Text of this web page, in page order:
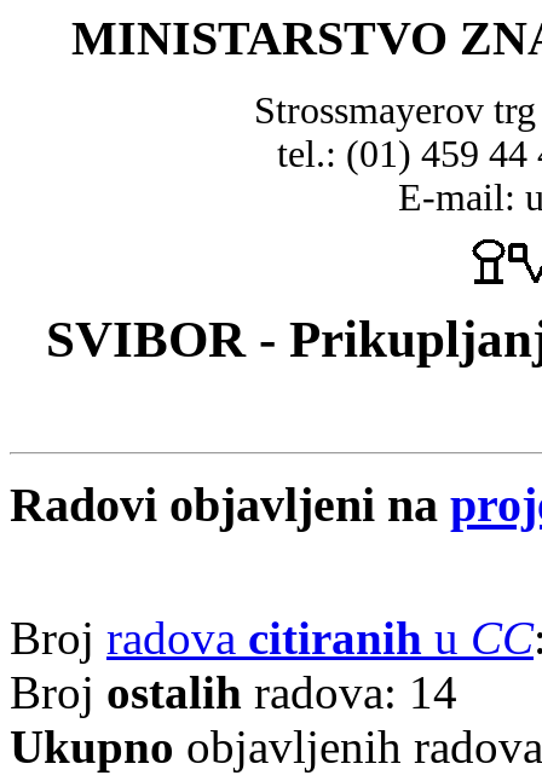
MINISTARSTVO
Strossmayerov
tel.: (01) 459 44
E-mail:
SVIBOR -
Radovi objavljeni na
Broj radova citiranih u CC
Broj ostalih radova: 14
Ukupno objavljenih